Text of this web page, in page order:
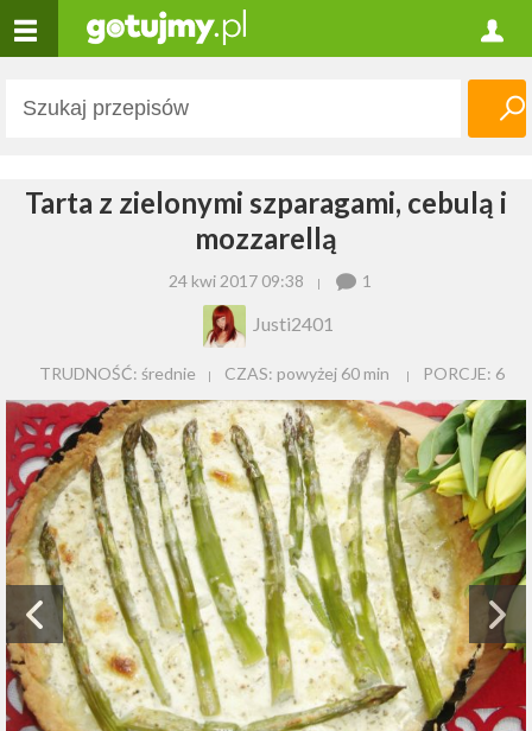
Tarta z zielonymi szparagami, cebulą i
mozzarellą
24 kwi 2017 09:38 1
Justi2401
TRUDNOŚĆ: średnie CZAS: powyżej 60 min PORCJE: 6